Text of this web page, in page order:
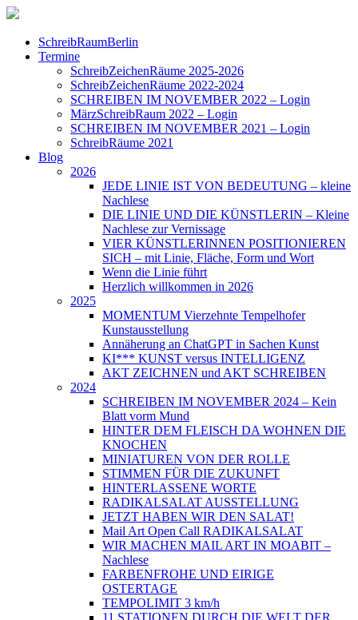
SchreibRaumBerlin
Termine
SchreibZeichenRäume 2025-2026
SchreibZeichenRäume 2022-2024
SCHREIBEN IM NOVEMBER 2022 – Login
MärzSchreibRaum 2022 – Login
SCHREIBEN IM NOVEMBER 2021 – Login
SchreibRäume 2021
Blog
2026
JEDE LINIE IST VON BEDEUTUNG – kleine
Nachlese
DIE LINIE UND DIE KÜNSTLERIN – Kleine
Nachlese zur Vernissage
VIER KÜNSTLERINNEN POSITIONIEREN
SICH – mit Linie, Fläche, Form und Wort
Wenn die Linie führt
Herzlich willkommen in 2026
2025
MOMENTUM Vierzehnte Tempelhofer
Kunstausstellung
Annäherung an ChatGPT in Sachen Kunst
KI*** KUNST versus INTELLIGENZ
AKT ZEICHNEN und AKT SCHREIBEN
2024
SCHREIBEN IM NOVEMBER 2024 – Kein
Blatt vorm Mund
HINTER DEM FLEISCH DA WOHNEN DIE
KNOCHEN
MINIATUREN VON DER ROLLE
STIMMEN FÜR DIE ZUKUNFT
HINTERLASSENE WORTE
RADIKALSALAT AUSSTELLUNG
JETZT HABEN WIR DEN SALAT!
Mail Art Open Call RADIKALSALAT
WIR MACHEN MAIL ART IN MOABIT –
Nachlese
FARBENFROHE UND EIRIGE
OSTERTAGE
TEMPOLIMIT 3 km/h
11 STATIONEN DURCH DIE WELT DER